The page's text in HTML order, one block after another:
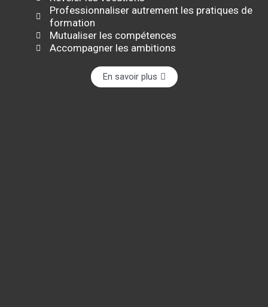
Professionnaliser autrement les pratiques de
formation
Mutualiser les compétences
Accompagner les ambitions
En savoir plus